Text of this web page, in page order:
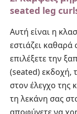
seated leg
Αυτή είναι η
εστιάζει
επιλέξετε την
(seated) εκδοχή,
στον έλεγχο της
τη λεκάνη σας